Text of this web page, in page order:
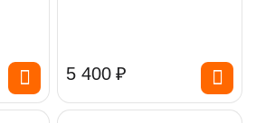
5 400 ₽